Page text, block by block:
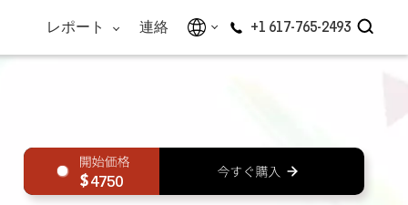
レポート 連絡 +1 617-765-2493
4750